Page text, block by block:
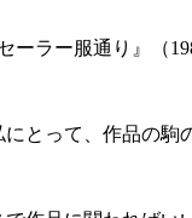
ラー服通り』（
とって、作品の